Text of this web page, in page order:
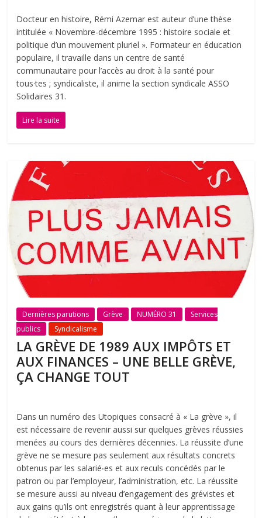
Docteur en histoire, Rémi Azemar est auteur d’une thèse
intitulée « Νοvembre-décembre 1995 : histoire sociale et
politique d’un mouvement pluriel ». Formateur en éducation
populaire, il travaille dans un centre de santé
communautaire pour l’accès au droit à la santé pour
tous·tes ; syndicaliste, il anime la section syndicale ASSO
Solidaires 31.
Lire la suite
Dernières parutions Grève NUMÉRO 31
Services
publics
Syndicalisme
LA GRÈVE DE 1989 AUX IMPÔTS ET
AUX FINANCES – UNE BELLE GRÈVE,
ÇA CHANGE TOUT
Dans un numéro des Utopiques consacré à « La grève », il
est nécessaire de revenir aussi sur quelques grèves réussies
menées au cours des dernières décennies. La réussite d’une
grève ne se mesure pas seulement aux résultats concrets
obtenus par les salarié‧es et aux reculs concédés par le
patron ou par l’employeur, l’administration, etc. La réussite
se mesure aussi au niveau d’engagement des grévistes et
aux gains qu’ils ont enregistrés quant à leur apprentissage